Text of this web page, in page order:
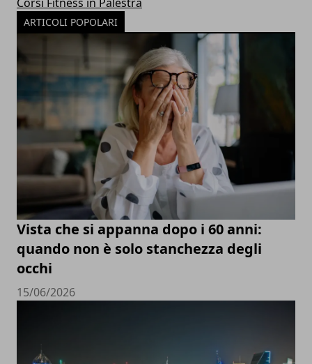
ARTICOLI POPOLARI
Vista che si appanna dopo i 60 anni:
quando non è solo stanchezza degli
occhi
15/06/2026